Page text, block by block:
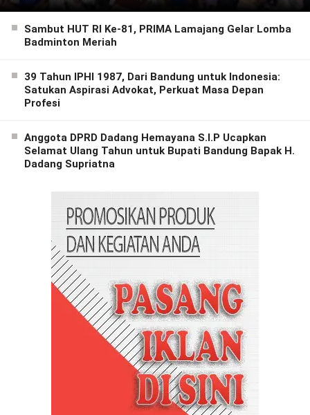
Sambut HUT RI Ke-81, PRIMA Lamajang Gelar Lomba
Badminton Meriah
39 Tahun IPHI 1987, Dari Bandung untuk Indonesia:
Satukan Aspirasi Advokat, Perkuat Masa Depan
Profesi
Anggota DPRD Dadang Hemayana S.I.P Ucapkan
Selamat Ulang Tahun untuk Bupati Bandung Bapak H.
Dadang Supriatna